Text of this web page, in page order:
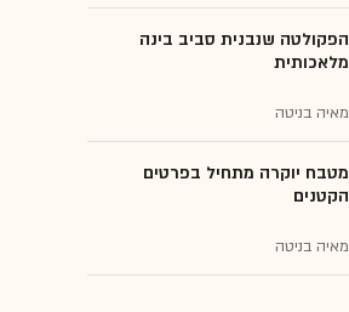
הפקולטה שנבנית סביב בינה
מלאכותית
מאיה בניטה
מטבח יוקרה מתחיל בפרטים
הקטנים
מאיה בניטה